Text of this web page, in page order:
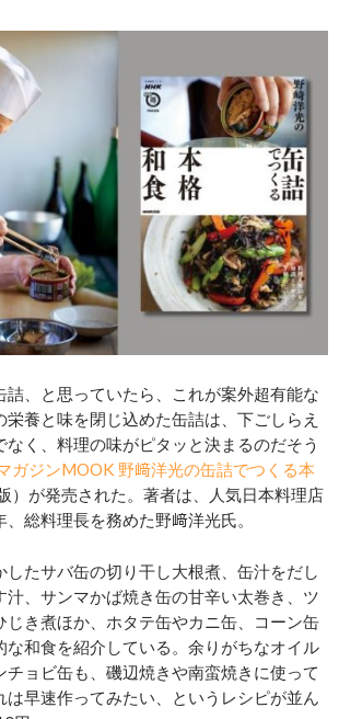
、と思っていたら、これが案外超有能な
養と味を閉じ込めた缶詰は、下ごしらえ
く、料理の味がピタッと決まるのだそう
ガジンMOOK 野﨑洋光の缶詰でつくる本
）が発売された。著者は、人気日本料理店
、総料理長を務めた野﨑洋光氏。
たサバ缶の切り干し大根煮、缶汁をだし
汁、サンマかば焼き缶の甘辛い太巻き、ツ
じき煮ほか、ホタテ缶やカニ缶、コーン缶
な和食を紹介している。余りがちなオイル
チョビ缶も、磯辺焼きや南蛮焼きに使って
は早速作ってみたい、というレシピが並ん